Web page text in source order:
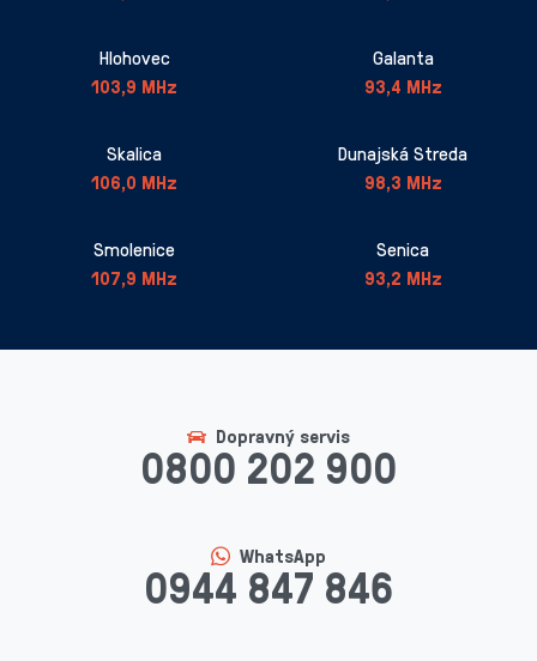
Hlohovec
103,9 MHz
Galanta
93,4 MHz
Skalica
106,0 MHz
Dunajská Streda
98,3 MHz
Smolenice
107,9 MHz
Senica
93,2 MHz
Dopravný servis
0800 202 900
WhatsApp
0944 847 846